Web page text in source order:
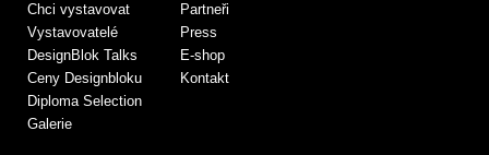
Chci vystavovat
Vystavovatelé
DesignBlok Talks
Ceny Designbloku
Diploma Selection
Galerie
Partneři
Press
E-shop
Kontakt